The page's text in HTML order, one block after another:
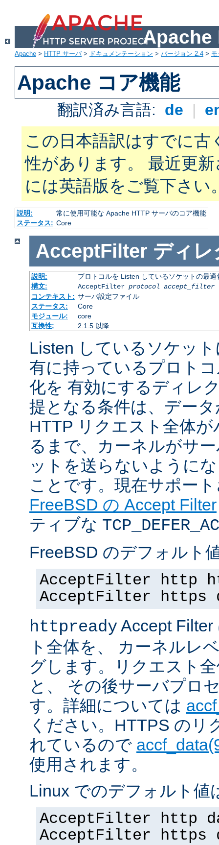
Apache
Apache > HTTP サーバ> ドキュメンテーション > バージョン 2.4 >
Apache コア機能
翻訳済み言語: de |
この日本語訳はすでに古
性があります。 最近更
には英語版をご覧下さい
説明:
常に使用可能な Apache HTTP サーバのコア機能
ステータス: Core
AcceptFilter ディレ
説明:
プロトコルを Listen しているソケットの最適
構文:
AcceptFilter protocol accept_filter
コンテキスト: サーバ設定ファイル
ステータス:
Core
モジュール:
core
互換性:
2.1.5 以降
Listen しているソケッ
有に持っているプロト
化を 有効にするディレ
提となる条件は、デー
HTTP リクエスト全体
るまで、カーネルがサ
ットを送らないように
ことです。現在サポー
FreeBSD の Accept Filter
ティブな
FreeBSD のデフォルト
AcceptFilter http
AcceptFilter https
httpready Accept
ト全体を、 カーネルレ
グします。リクエスト
と、 その後サーバプロ
す。詳細については
ください。HTTPS のリ
れているので
使用されます。
Linux でのデフォルト値
AcceptFilter http
AcceptFilter https